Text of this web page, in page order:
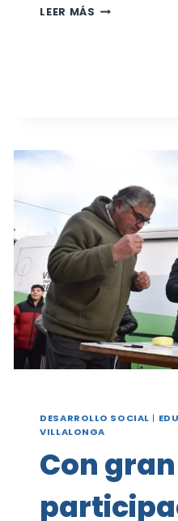
LEER MÁS NUEVO
DESARROLLO SOCIAL |
VILLALONGA
Con gran